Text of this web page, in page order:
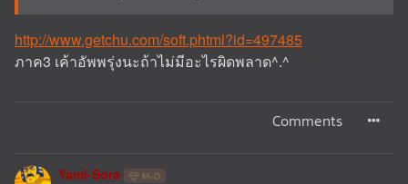
http://www.getchu.com/soft.phtml?id=497485
ภาค3 เค้าอัพพรุ่งนะถ้าไม่มีอะไรผิดพลาด^.^
Comments
Yami-Sora M-0